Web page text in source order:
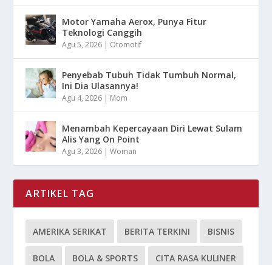
Motor Yamaha Aerox, Punya Fitur
Teknologi Canggih
Agu 5, 2026 | Otomotif
Penyebab Tubuh Tidak Tumbuh Normal,
Ini Dia Ulasannya!
Agu 4, 2026 | Mom
Menambah Kepercayaan Diri Lewat Sulam
Alis Yang On Point
Agu 3, 2026 |Woman
ARTIKEL TAG
AMERIKA SERIKAT BERITA TERKINI BISNIS
BOLA BOLA & SPORTS CITA RASA KULINER